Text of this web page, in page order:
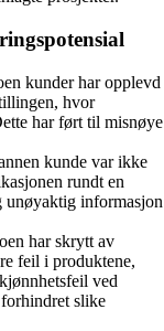
kunder har opplevd
hvor
har ført til misnøye
kunde var ikke
rundt en
unøyaktig informasjon
har skrytt av
feil i produktene,
ved
slike